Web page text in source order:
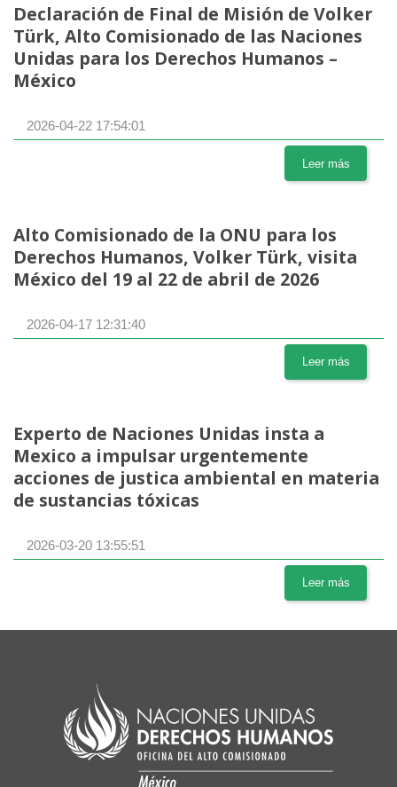
Declaración de Final de Misión de Volker
Türk, Alto Comisionado de las Naciones
Unidas para los Derechos Humanos –
México
2026-04-22 17:54:01
Leer más
Alto Comisionado de la ONU para los
Derechos Humanos, Volker Türk, visita
México del 19 al 22 de abril de 2026
2026-04-17 12:31:40
Leer más
Experto de Naciones Unidas insta a
Mexico a impulsar urgentemente
acciones de justica ambiental en materia
de sustancias tóxicas
2026-03-20 13:55:51
Leer más